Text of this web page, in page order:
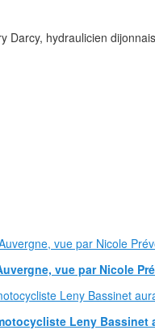
vue par Nicole
Leny Bassinet